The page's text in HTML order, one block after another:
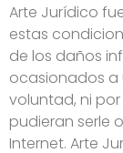
Arte Jurídico
estas
de los daños
ocasionados a
voluntad, ni
pudieran serle
Internet. Arte